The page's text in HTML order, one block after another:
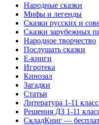
Народные сказки
Мифы и легенды
Сказки русских и
Сказки зарубежных
Народное творчество
Послушать сказки
Е-книги
Игротека
Кинозал
Загадки
Статьи
Литература 1-11
Решения ДЗ 1-11
СкладКниг —